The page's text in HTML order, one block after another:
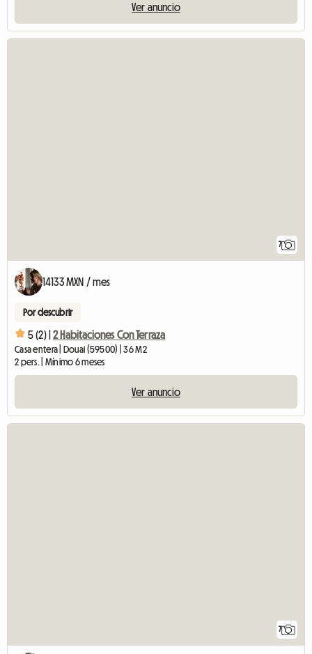
Ver anuncio
7
14133 MXN / mes
Por descubrir
5 (2) | 2 Habitaciones Con Terraza
Casa entera | Douai (59500) | 36 M2
2 pers. | Mínimo 6 meses
Ver anuncio
7